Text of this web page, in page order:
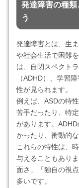
発達障害の種
う
発達障害とは、生
や社会生活で困難
は、自閉スペクト
（ADHD）、学習
性が見られます。
例えば、ASDの特
苦手だったり、特
があります。
かったり、衝動的
これらの特性は、
与えることもあり
面さ」「独自の視
多いです。